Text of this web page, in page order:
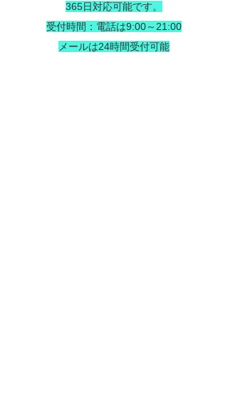
365日対応可能です。
受付時間：電話は9:00～21:00
メールは24時間受付可能